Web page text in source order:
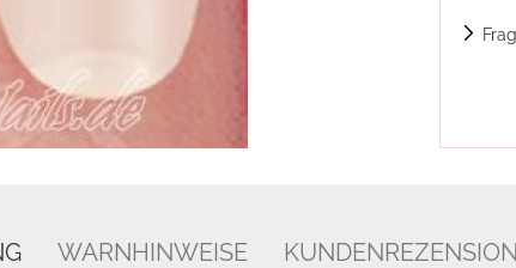
WARNHINWEISE